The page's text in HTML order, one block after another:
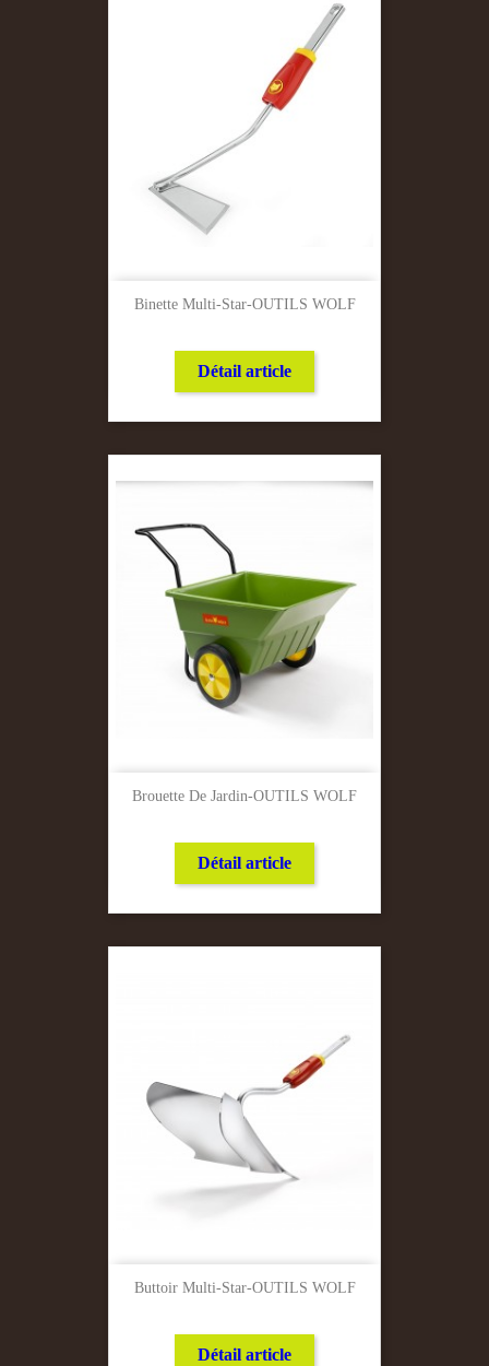
Binette Multi-Star-OUTILS WOLF
Détail article
Brouette De Jardin-OUTILS WOLF
Détail article
Buttoir Multi-Star-OUTILS WOLF
Détail article